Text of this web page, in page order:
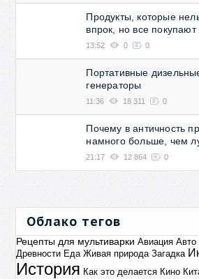
Продукты, которые
впрок, но все покупают
13:52 0 0
Портативные
генераторы
11:36 18 311 0
Почему в античность
намного больше, чем
21:17 12 864 0
Облако тегов
Рецепты для мультиварки Авиация Авто
Древности Еда Живая природа Загадка
История Как это делается Кино